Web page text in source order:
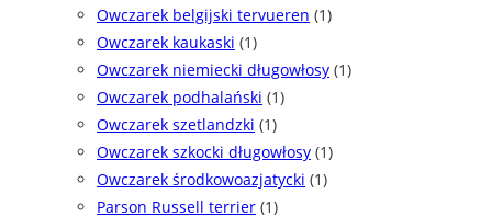
Owczarek belgijski tervueren (1)
Owczarek kaukaski (1)
Owczarek niemiecki długowłosy (1)
Owczarek podhalański (1)
Owczarek szetlandzki (1)
Owczarek szkocki długowłosy (1)
Owczarek środkowoazjatycki (1)
Parson Russell terrier (1)